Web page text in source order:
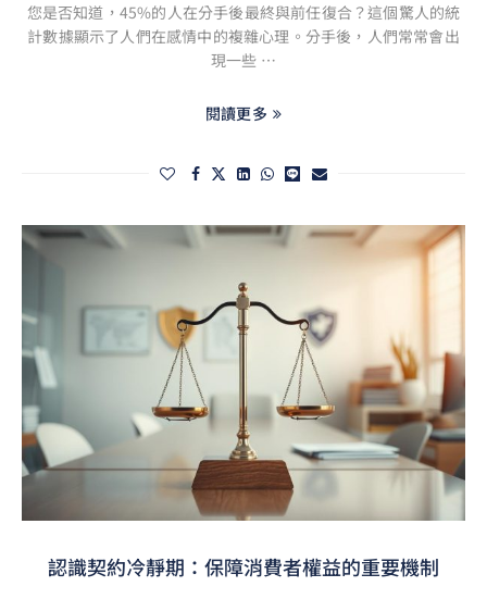
您是否知道，45%的人在分手後最終與前任復合？這個驚人的統
計數據顯示了人們在感情中的複雜心理。分手後，人們常常會出
現一些 …
閱讀更多
認識契約冷靜期：保障消費者權益的重要機制